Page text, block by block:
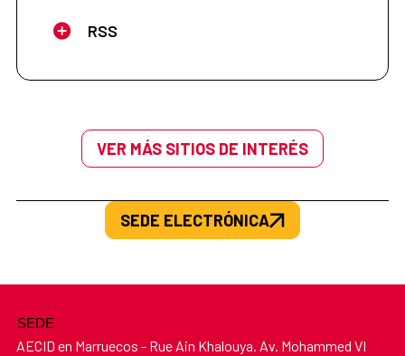
RSS
VER MÁS SITIOS DE INTERÉS
SEDE ELECTRÓNICA
SEDE
AECID en Marruecos - Rue Ain Khalouya. Av. Mohammed VI